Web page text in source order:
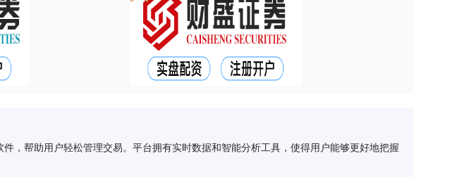
，帮助用户轻松管理交易。平台拥有实时数据和智能分析工具，使得用户能够更好地把握